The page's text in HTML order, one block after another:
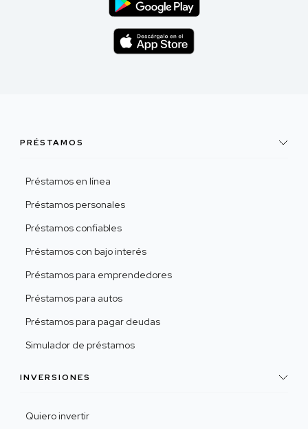
PRÉSTAMOS
Préstamos en línea
Préstamos personales
Préstamos confiables
Préstamos con bajo interés
Préstamos para emprendedores
Préstamos para autos
Préstamos para pagar deudas
Simulador de préstamos
INVERSIONES
Quiero invertir